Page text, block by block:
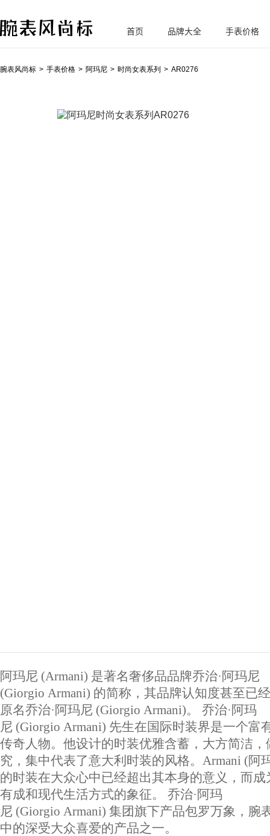
腕
首页 品牌大全 手表价格
腕表风尚标 手表价格 阿玛尼 时尚女表系列 AR0276
阿玛尼 (Armani) 是著名奢侈品品牌乔治·阿玛尼
(Giorgio Armani) 的简称，其品牌认知度甚至已
原名乔治·阿玛尼 (Giorgio Armani)。 乔治·阿玛
尼 (Giorgio Armani) 先生在国际时装界是一个富
传奇人物。他设计的时装优雅含蓄，大方简洁，
究，集中代表了意大利时装的风格。Armani (阿
的时装在大众心中已经超出其本身的意义，而成
有成和现代生活方式的象征。 乔治·阿玛
尼 (Giorgio Armani) 集团旗下产品包罗万象，腕
中的深受大众喜爱的产品之一。